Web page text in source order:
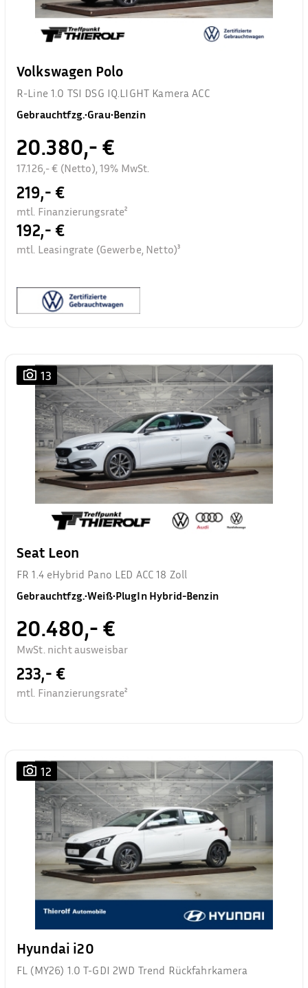
Volkswagen Polo
R-Line 1.0 TSI DSG IQ.LIGHT Kamera ACC
Gebrauchtfzg.•Grau•Benzin
20.380,- €
17.126,- € (Netto), 19% MwSt.
219,- €
mtl. Finanzierungsrate²
192,- €
mtl. Leasingrate (Gewerbe, Netto)³
13
Seat Leon
FR 1.4 eHybrid Pano LED ACC 18 Zoll
Gebrauchtfzg.•Weiß•PlugIn Hybrid-Benzin
20.480,- €
MwSt. nicht ausweisbar
233,- €
mtl. Finanzierungsrate²
12
Hyundai i20
FL (MY26) 1.0 T-GDI 2WD Trend Rückfahrkamera